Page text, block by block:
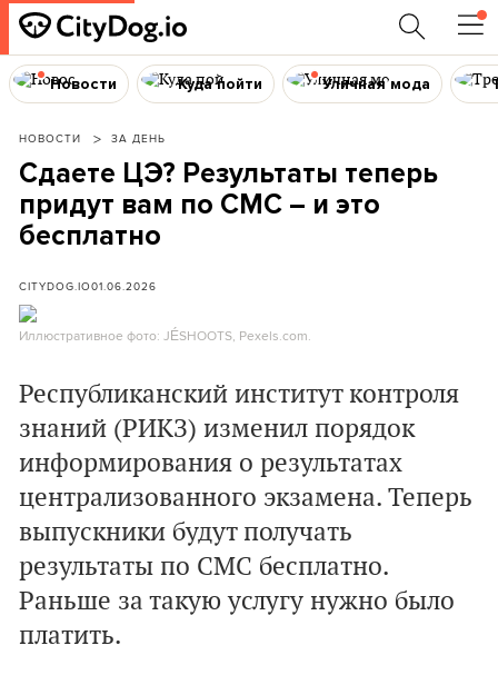
Новости Куда пойти Уличная мода
НОВОСТИ ЗА ДЕНЬ
Сдаете ЦЭ? Результаты теперь
придут вам по СМС – и это
бесплатно
CITYDOG.IO01.06.2026
Иллюстративное фото: JÉSHOOTS, Pexels.com.
Республиканский институт контроля
знаний (РИКЗ) изменил порядок
информирования о результатах
централизованного экзамена. Теперь
выпускники будут получать
результаты по СМС бесплатно.
Раньше за такую услугу нужно было
платить.